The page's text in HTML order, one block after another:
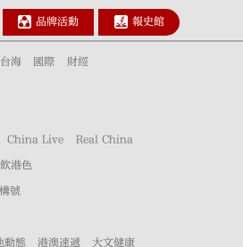
品牌活動 報史館
台海 國際 財經
China Live Real China
港色
號
動態 港澳速遞 大文健康